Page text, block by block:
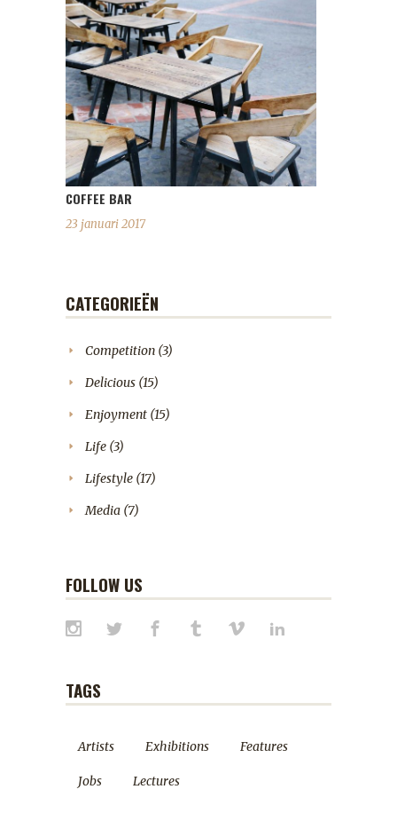
COFFEE BAR
23 januari 2017
CATEGORIEËN
Competition (3)
Delicious (15)
Enjoyment (15)
Life (3)
Lifestyle (17)
Media (7)
FOLLOW US
TAGS
Artists Exhibitions Features
Jobs Lectures